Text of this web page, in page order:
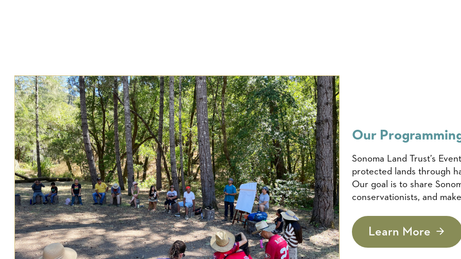
Our
Sonoma Land Trust’s
protected lands through
Our goal is to share
conservationists, and
Learn More